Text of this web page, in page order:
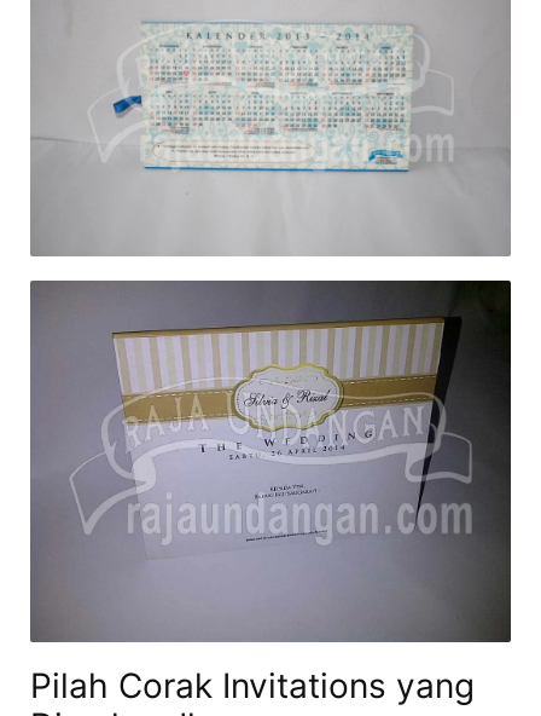
Pilah Corak Invitations yang